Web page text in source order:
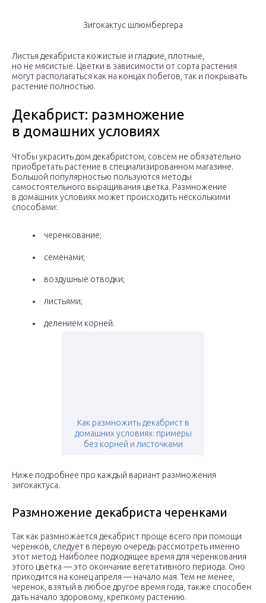
Зигокактус шлюмбергера
Листья декабриста кожистые и гладкие, плотные,
но не мясистые. Цветки в зависимости от сорта растения
могут располагаться как на концах побегов, так и покрывать
растение полностью.
Декабрист: размножение
в домашних условиях
Чтобы украсить дом декабристом, совсем не обязательно
приобретать растение в специализированном магазине.
Большой популярностью пользуются методы
самостоятельного выращивания цветка. Размножение
в домашних условиях может происходить несколькими
способами:
черенкование;
семенами;
воздушные отводки;
листьями;
делением корней.
Как размножить декабрист в
домашних условиях: примеры
без корней и листочками
Ниже подробнее про каждый вариант размножения
зигокактуса.
Размножение декабриста черенками
Так как размножается декабрист проще всего при помощи
черенков, следует в первую очередь рассмотреть именно
этот метод. Наиболее подходящее время для черенкования
этого цветка — это окончание вегетативного периода. Оно
приходится на конец апреля — начало мая. Тем не менее,
черенок, взятый в любое другое время года, также способен
дать начало здоровому, крепкому растению.